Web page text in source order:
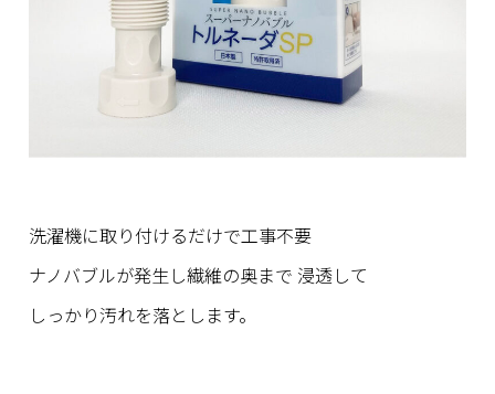
洗濯機に取り付けるだけで工事不要
ナノバブルが発生し繊維の奥まで 浸透して
しっかり汚れを落とします。